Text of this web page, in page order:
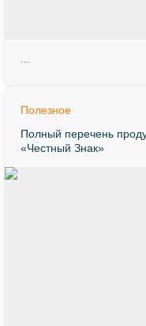
...
Полезное
Полный перечень
«Честный Знак»